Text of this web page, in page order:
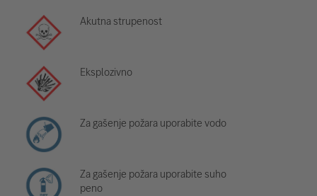
Akutna strupenost
Eksplozivno
Za gašenje požara uporabite vodo
Za gašenje požara uporabite suho
peno